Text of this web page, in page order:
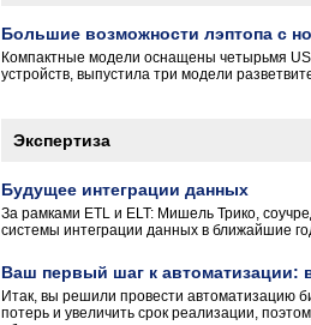
Большие возможности лэптопа с
Компактные модели оснащены четырьмя
устройств, выпустила три модели
Экспертиза
Будущее интеграции данных
За рамками ETL и ELT: Мишель Трико,
системы интеграции данных в ближайшие
Ваш первый шаг к автоматизации:
Итак, вы решили провести автоматизацию
потерь и увеличить срок реализации,